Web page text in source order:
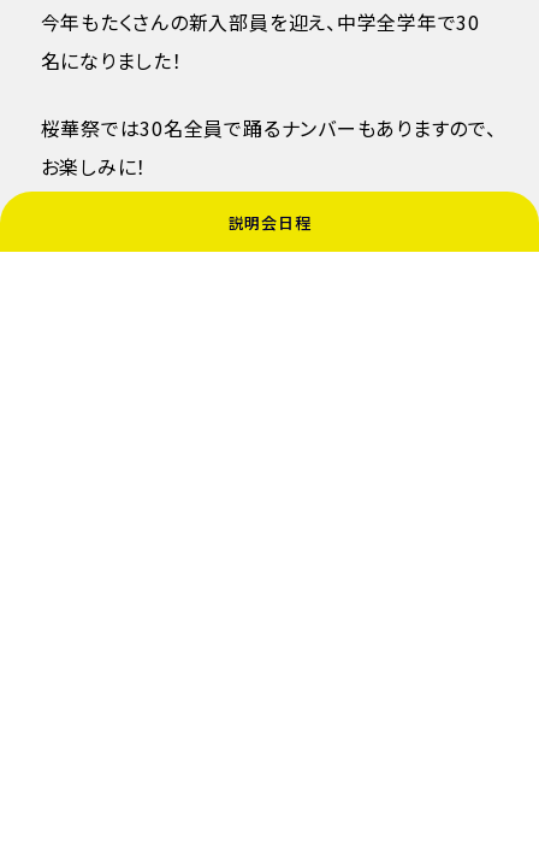
説明会日程
今年もたくさんの新入部員を迎え、中学全学年で30
名になりました！
桜華祭では30名全員で踊るナンバーもありますので、
お楽しみに！